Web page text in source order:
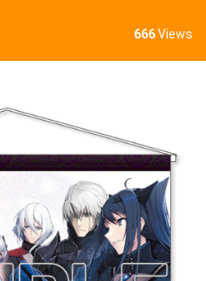
666Views